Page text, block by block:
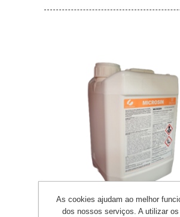
As cookies ajudam ao melhor
dos nossos serviços. A utilizar